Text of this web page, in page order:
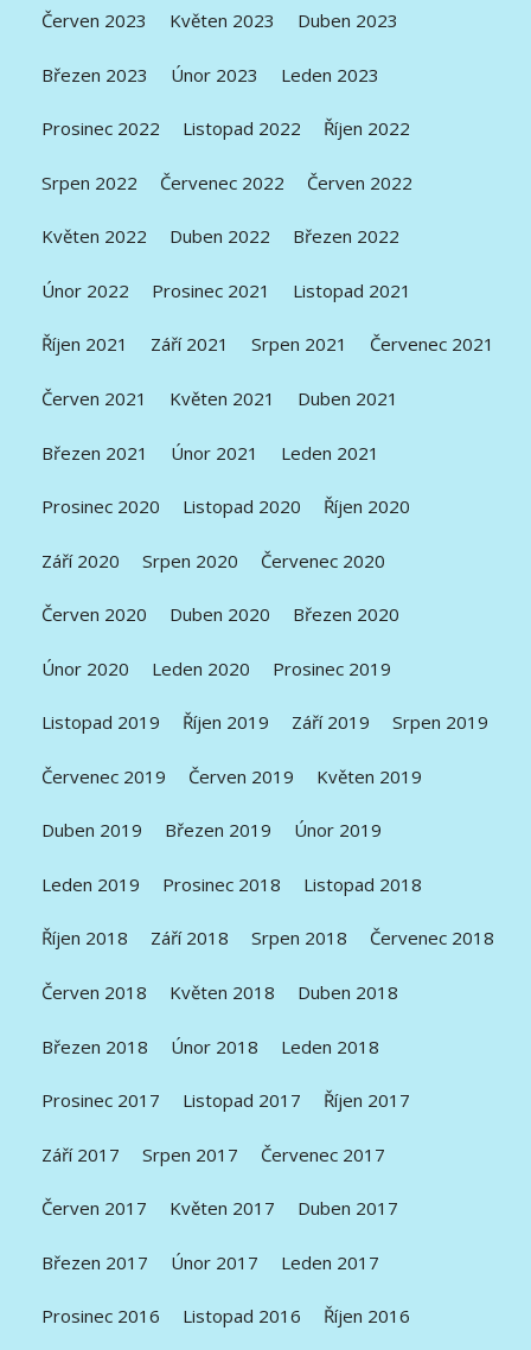
Červen 2023 Květen 2023 Duben 2023
Březen 2023 Únor 2023 Leden 2023
Prosinec 2022 Listopad 2022 Říjen 2022
Srpen 2022 Červenec 2022 Červen 2022
Květen 2022 Duben 2022 Březen 2022
Únor 2022 Prosinec 2021 Listopad 2021
Říjen 2021 Září 2021 Srpen 2021 Červenec 2021
Červen 2021 Květen 2021 Duben 2021
Březen 2021 Únor 2021 Leden 2021
Prosinec 2020 Listopad 2020 Říjen 2020
Září 2020 Srpen 2020 Červenec 2020
Červen 2020 Duben 2020 Březen 2020
Únor 2020 Leden 2020 Prosinec 2019
Listopad 2019 Říjen 2019 Září 2019 Srpen 2019
Červenec 2019 Červen 2019 Květen 2019
Duben 2019 Březen 2019 Únor 2019
Leden 2019 Prosinec 2018 Listopad 2018
Říjen 2018 Září 2018 Srpen 2018 Červenec 2018
Červen 2018 Květen 2018 Duben 2018
Březen 2018 Únor 2018 Leden 2018
Prosinec 2017 Listopad 2017 Říjen 2017
Září 2017 Srpen 2017 Červenec 2017
Červen 2017 Květen 2017 Duben 2017
Březen 2017 Únor 2017 Leden 2017
Prosinec 2016 Listopad 2016 Říjen 2016